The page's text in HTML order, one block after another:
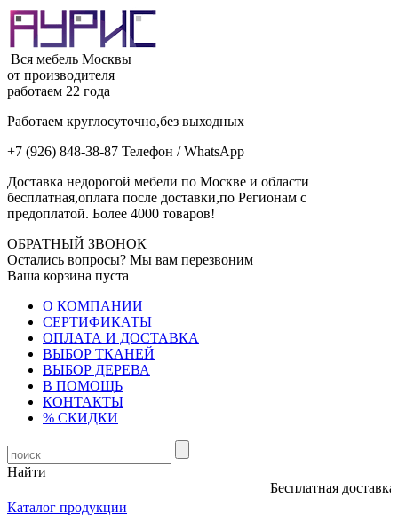
Вся мебель Москвы
от производителя
работаем 22 года
Работаем круглосуточно,без выходных
+7 (926) 848-38-87 Телефон / WhatsApp
Доставка недорогой мебели по Москве и области
бесплатная,оплата после доставки,по Регионам с
предоплатой. Более 4000 товаров!
ОБРАТНЫЙ ЗВОНОК
Остались вопросы? Мы вам перезвоним
Ваша корзина пуста
О КОМПАНИИ
СЕРТИФИКАТЫ
ОПЛАТА И ДОСТАВКА
ВЫБОР ТКАНЕЙ
ВЫБОР ДЕРЕВА
В ПОМОЩЬ
КОНТАКТЫ
% СКИДКИ
Найти
Бесплатная доставка,
Каталог продукции